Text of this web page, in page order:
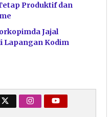
Produktif dan
Jajal
Lapangan Kodim